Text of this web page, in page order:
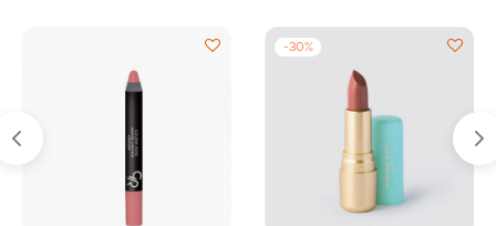
-30%